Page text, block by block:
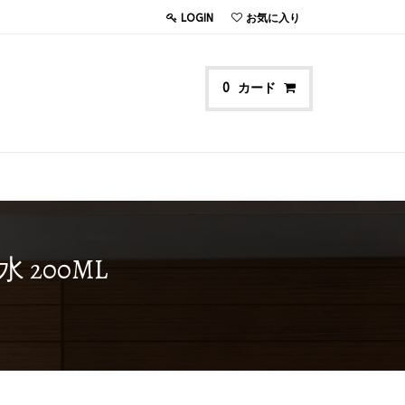
LOGIN お気に入り
0 カード
200ML